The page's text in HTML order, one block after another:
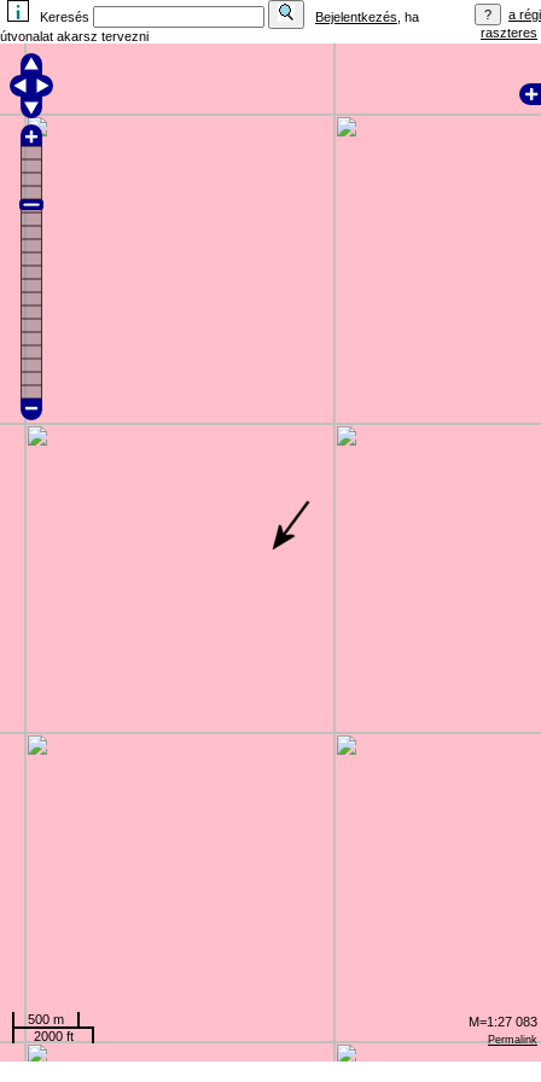
Keresés Bejelentkezés , ha
útvonalat akarsz tervezni
a régi
raszteres
Permalink
500 m
2000 ft
M=1:27 083